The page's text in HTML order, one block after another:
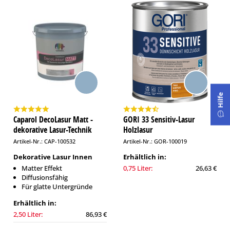
Caparol DecoLasur Matt -
dekorative Lasur-Technik
Artikel-Nr.: CAP-100532
Dekorative Lasur Innen
Matter Effekt
Diffusionsfähig
Für glatte Untergründe
Erhältlich in:
2,50 Liter:
86,93 €
GORI 33 Sensitiv-Lasur
Holzlasur
Artikel-Nr.: GOR-100019
Erhältlich in:
0,75 Liter:
26,63 €
Hilfe